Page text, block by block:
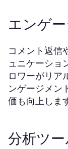
エンゲ
コメント返信
ュニケーショ
ロワーがリア
ンゲージメン
価も向上しま
分析ツ